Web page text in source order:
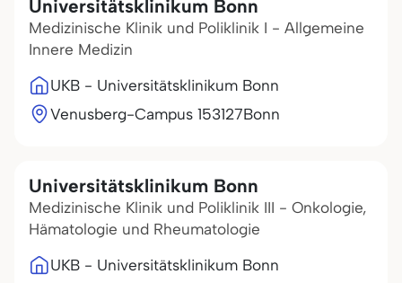
Universitätsklinikum Bonn
Medizinische Klinik und Poliklinik I - Allgemeine
Innere Medizin
UKB - Universitätsklinikum Bonn
Venusberg-Campus 153127Bonn
Universitätsklinikum Bonn
Medizinische Klinik und Poliklinik III - Onkologie,
Hämatologie und Rheumatologie
UKB - Universitätsklinikum Bonn